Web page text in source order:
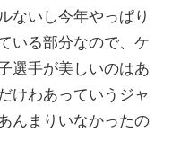
ないし今年やっぱり
いる部分なので、ケ
選手が美しいのはあ
けわあっていうジャ
んまりいなかったの